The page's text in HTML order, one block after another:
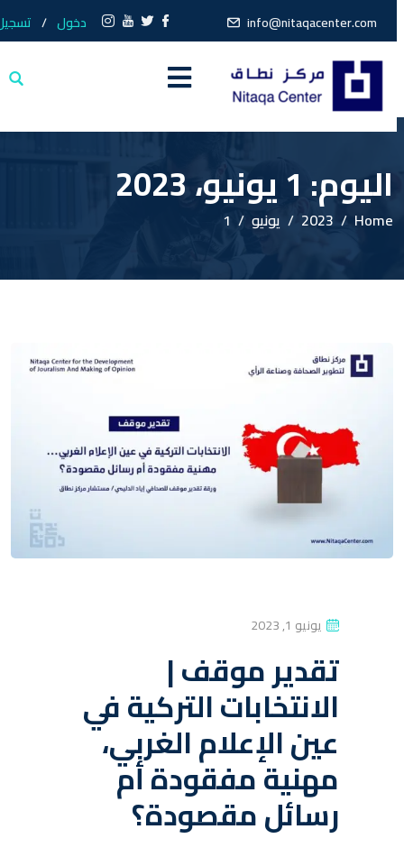
info@nitaqacenter.com دخول تسجيل
اليوم: 1 يونيو، 2023
Home
2023 يونيو
P
S
T
E
D
O
N
يونيو 1, 2023
تقدير موقف |
الانتخابات التركية في
عين الإعلام الغربي،
مهنية مفقودة أم
رسائل مقصودة؟